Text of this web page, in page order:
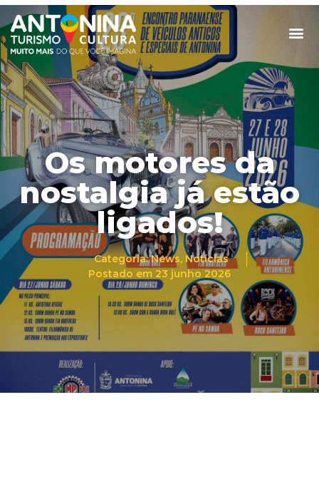
Os motores da
nostalgia já estão
ligados!
Categoria:News, Notícias
Postado em 23 junho 2026